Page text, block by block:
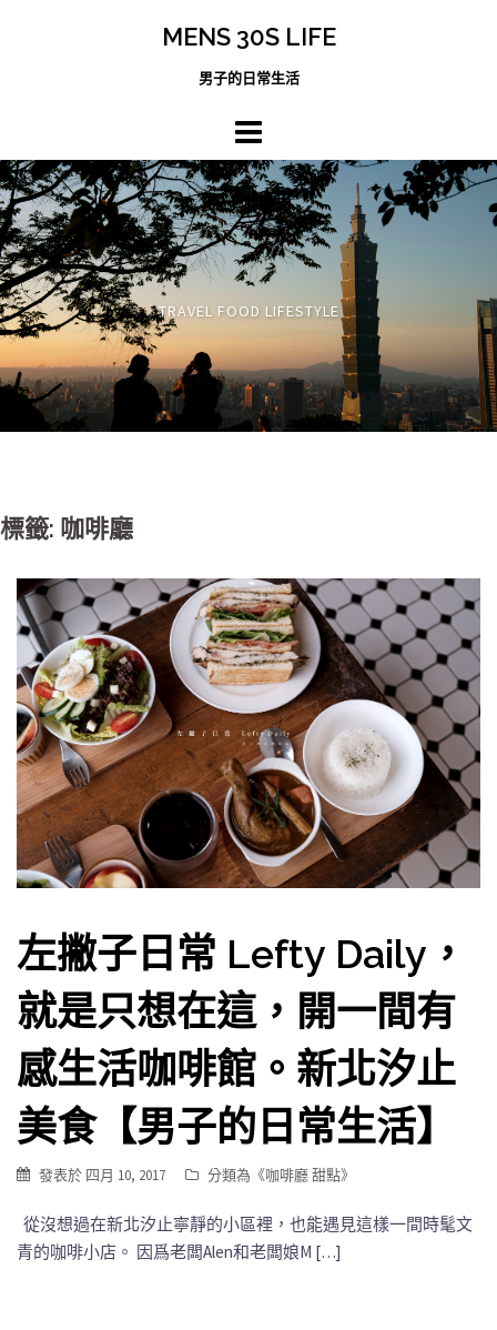
MENS 30S LIFE
男子的日常生活
TRAVEL FOOD LIFESTYLE
標籤: 咖啡廳
左撇子日常 Lefty Daily，
就是只想在這，開一間有
感生活咖啡館。新北汐止
美食【男子的日常生活】
發表於 四月 10, 2017 分類為《咖啡廳 甜點》
從沒想過在新北汐止寧靜的小區裡，也能遇見這樣一間時髦文
青的咖啡小店。 因爲老闆Alen和老闆娘M […]